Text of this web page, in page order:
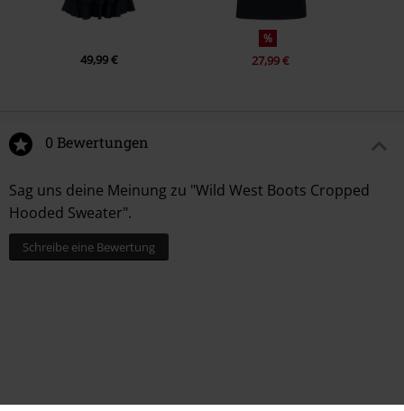
49,99 €
%
27,99 €
0 Bewertungen
Sag uns deine Meinung zu "Wild West Boots Cropped
Hooded Sweater".
Schreibe eine Bewertung